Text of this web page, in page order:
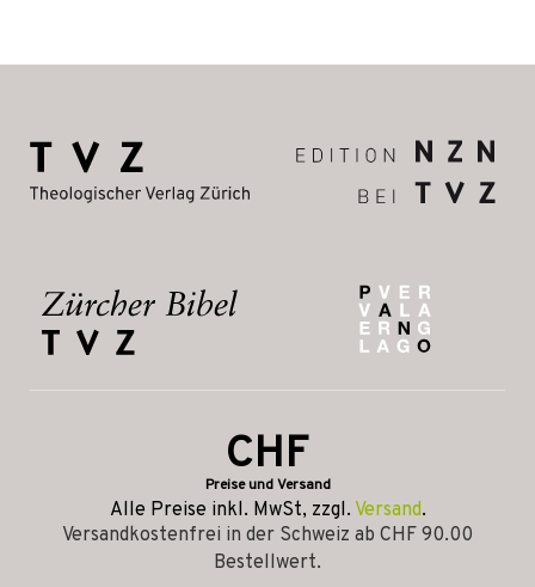
CHF
Preise und Versand
Alle Preise inkl. MwSt, zzgl. Versand.
Versandkostenfrei in der Schweiz ab CHF 90.00
Bestellwert.